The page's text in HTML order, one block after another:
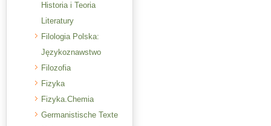
Historia i Teoria
Literatury
Filologia Polska:
Językoznawstwo
Filozofia
Fizyka
Fizyka.Chemia
Germanistische Texte